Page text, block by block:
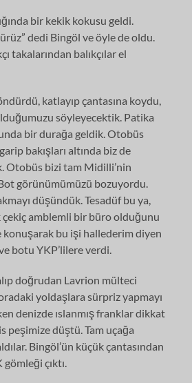
bir kekik kokusu geldi.
dedi Bingöl ve öyle de oldu.
takalarından balıkçılar el
katlayıp çantasına koydu,
söyleyecektik. Patika
bir durağa geldik. Otobüs
bakışları altında biz de
Otobüs bizi tam Midilli’nin
görünümümüzü bozuyordu.
düşündük. Tesadüf bu ya,
çekiç amblemli bir büro olduğunu
konuşarak bu işi hallederim diyen
botu YKP’lilere verdi.
doğrudan Lavrion mülteci
yoldaşlara sürpriz yapmayı
denizde ıslanmış franklar dikkat
peşimize düştü. Tam uçağa
Bingöl’ün küçük çantasından
gömleği çıktı.